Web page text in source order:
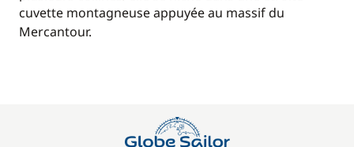
cuvette montagneuse appuyée au massif du
Mercantour.